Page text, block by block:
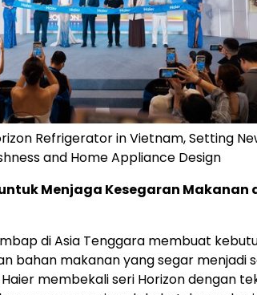
Refrigerator in Vietnam, Setting
and Home Appliance Design
Menjaga Kesegaran Makanan
di Asia Tenggara membuat
bahan makanan yang segar menjadi
membekali seri Horizon dengan